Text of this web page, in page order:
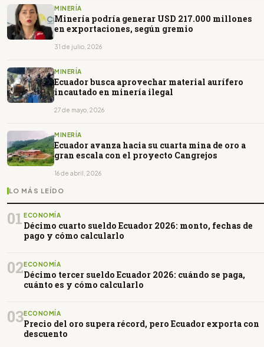
MINERÍA
Minería podría generar USD 217.000 millones
en exportaciones, según gremio
31 de julio, 2026
MINERÍA
Ecuador busca aprovechar material aurífero
incautado en minería ilegal
27 de mayo, 2026
MINERÍA
Ecuador avanza hacia su cuarta mina de oro a
gran escala con el proyecto Cangrejos
16 de abril, 2026
LO MÁS LEÍDO
01 ECONOMÍA
Décimo cuarto sueldo Ecuador 2026: monto, fechas de
pago y cómo calcularlo
02 ECONOMÍA
Décimo tercer sueldo Ecuador 2026: cuándo se paga,
cuánto es y cómo calcularlo
03ECONOMÍA
Precio del oro supera récord, pero Ecuador exporta con
descuento